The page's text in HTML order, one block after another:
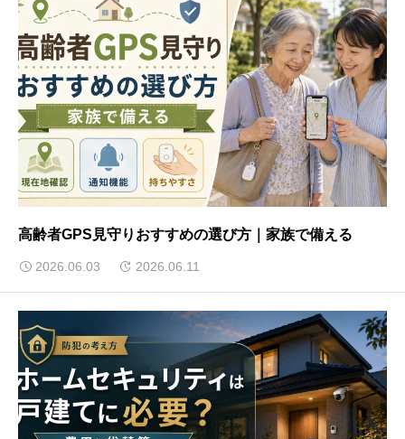
高齢者GPS見守りおすすめの選び方｜家族で備える
2026.06.03 2026.06.11